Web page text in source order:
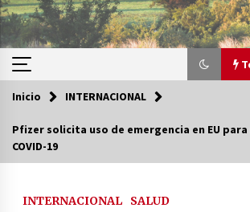
Tendencias
Inicio INTERNACIONAL
Pfizer solicita uso de emergencia en EU para
COVID-19
INTERNACIONAL SALUD